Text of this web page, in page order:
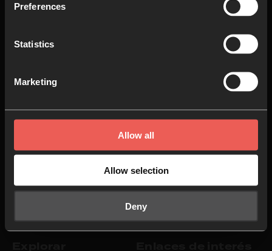
Preferences
Statistics
Marketing
Allow all
Allow selection
Deny
nosotros
Oración continua
Ve
Hazlo